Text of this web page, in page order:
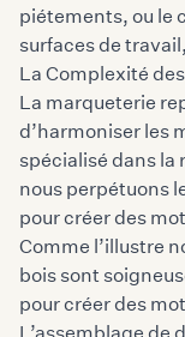
piétements, ou le
surfaces de
La Complexité
La marqueterie
d’harmoniser les
spécialisé dans la
nous perpétuons
pour créer des
Comme l’illustre
bois sont
pour créer des
L’assemblage de